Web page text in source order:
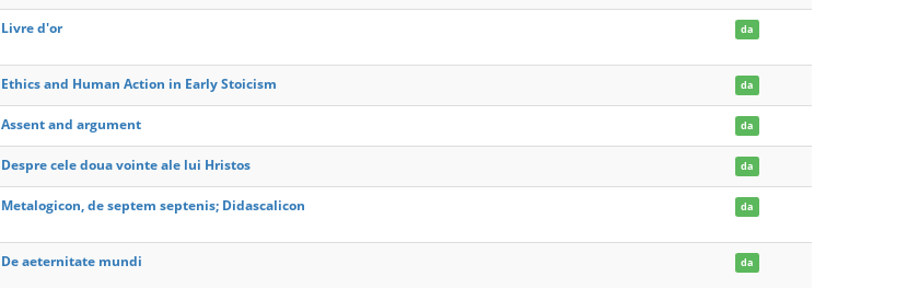
Livre d'or da
Ethics and Human Action in Early Stoicism da
Assent and argument da
Despre cele doua vointe ale lui Hristos da
Metalogicon, de septem septenis; Didascalicon da
De aeternitate mundi da